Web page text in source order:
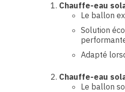
Chauffe-eau
Le ballon
Solution
Adapté
Chauffe-eau
Le ballon